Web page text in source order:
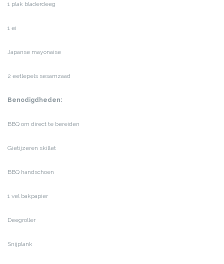
1 plak bladerdeeg
1 ei
Japanse mayonaise
2 eetlepels sesamzaad
Benodigdheden:
BBQ om direct te bereiden
Gietijzeren skillet
BBQ handschoen
1 vel bakpapier
Deegroller
Snijplank